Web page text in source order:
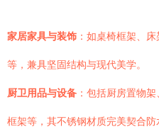
家居家具与装饰 ：如桌椅框架、
等，兼具坚固结构与现代美学。
厨卫用品与设备 ：包括厨房置物
框架等，其不锈钢材质完美契合